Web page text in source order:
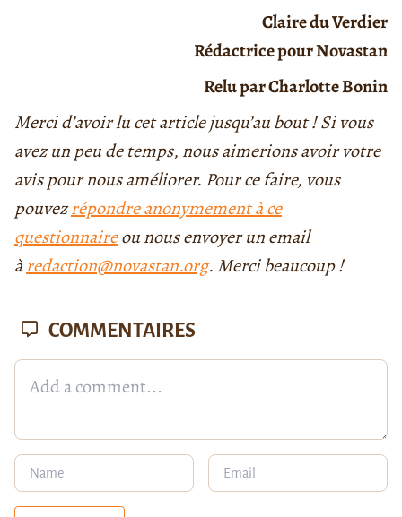
Claire du Verdier
Rédactrice pour Novastan
Relu par Charlotte Bonin
Merci d’avoir lu cet article jusqu’au bout ! Si vous
avez un peu de temps, nous aimerions avoir votre
avis pour nous améliorer. Pour ce faire, vous
pouvezrépondre anonymement à ce
questionnaireou nous envoyer un email
àredaction@novastan.org. Merci beaucoup !
COMMENTAIRES